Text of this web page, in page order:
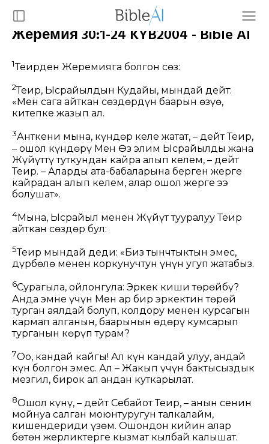
Жеремия 30:1-24 KYB2004 - Bible AI
1Теңирден Жеремияга болгон сөз:
2Теңир, Ысрайылдын Кудайы, мындай дейт:
«Мен сага айткан сөздөрдүн баарын өзүңө,
китепке жазып ал.
3Анткени мына, күндөр келе жатат, – дейт Теңир,
– ошол күндөрү Мен Өз элим Ысрайылды жана
Жүйүттү туткундан кайра алып келем, – дейт
Теңир. – Аларды ата-бабаларына берген жерге
кайрадан алып келем, алар ошол жерге ээ
болушат».
4Мына, Ысрайыл менен Жүйүт тууралуу Теңир
айткан сөздөр бул:
5Теңир мындай деди: «Биз тынчтыктын эмес,
дүрбөлөң менен коркунучтун үнүн угуп жатабыз.
6Сурагыла, ойлонгула: Эркек киши төрөйбү?
Анда эмне үчүн Мен ар бир эркектин төрөй
турган аялдай болуп, колдору менен курсагын
кармап алганын, баарынын өңдөрү кумсарып
турганын көрүп турам?
7Оо, кандай кайгы! Ал күн кандай улуу, андай
күн болгон эмес. Ал – Жакып үчүн бактысыздык
мезгил, бирок ал андан куткарылат.
8Ошол күнү, – дейт Себайот Теңир, – анын сенин
мойнуңа салган моюнтуругун талкалайм,
кишендериңди үзөм. Ошондон кийин алар
бөтөн жерликтерге кызмат кылбай калышат.